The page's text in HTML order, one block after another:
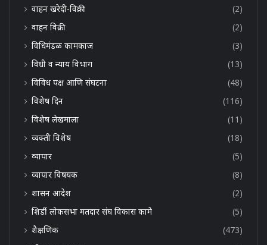
वाहन खरेदी-विक्री
(2)
वाहन विक्री
(2)
विधिमंडळ कामकाज
(3)
विधी व न्याय विभाग
(13)
विविध पक्ष आणि संघटना
(48)
विशेष दिन
(116)
विशेष लेखमाला
(11)
व्यक्ती विशेष
(18)
व्यापार
(5)
व्यापार विषयक
(8)
शासन आदेश
(2)
शिर्डी लोकसभा मतदार संघ विकास कामे
(5)
शैक्षणिक
(473)